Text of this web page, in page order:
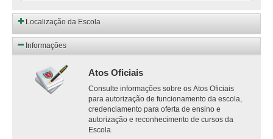
Localização da Escola
Informações
Atos Oficiais
Consulte informações sobre os Atos Oficiais
para autorização de funcionamento da escola,
credenciamento para oferta de ensino e
autorização e reconhecimento de cursos da
Escola.